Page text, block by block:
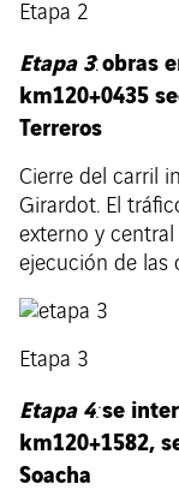
Etapa 2
Etapa 3:obras
km120+0435
Terreros
Cierre del carril
Girardot. El
externo y
ejecución de las
Etapa 3
Etapa 4:se
km120+1582,
Soacha